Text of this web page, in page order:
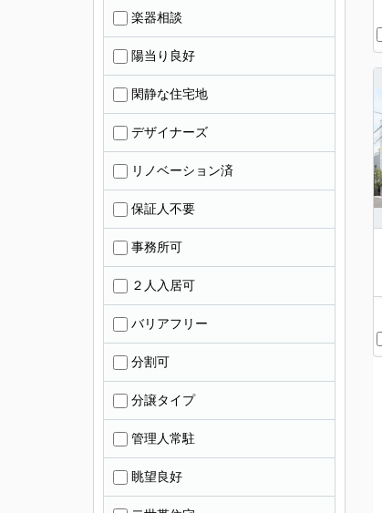
楽器相談
陽当り良好
閑静な住宅地
デザイナーズ
リノベーション済
保証人不要
事務所可
２人入居可
バリアフリー
分割可
分譲タイプ
管理人常駐
眺望良好